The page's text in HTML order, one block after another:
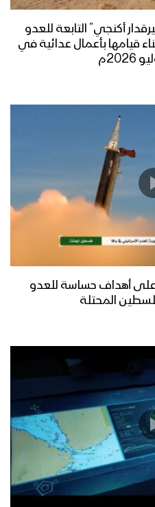
أكنجي” التابعة للعدو
قيامها بأعمال عدائية في
أهداف حساسة للعدو
المحتلة